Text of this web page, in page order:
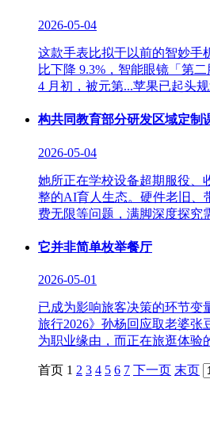
2026-05-04
这款手表比拟于以前的智妙手
比下降 9.3%，智能眼镜「第
4 月初，被元第...苹果已起头
构共同教育部分研发区域定制
2026-05-04
她所正在学校设备超期服役、
整的AI育人生态。硬件老旧、
费无限等问题，满脚深度探究
它并非简单枚举餐厅
2026-05-01
已成为影响旅客决策的环节变
旅行2026》孙杨回应取老婆张
为职业缘由，而正在旅逛体验
首页 1 2 3 4 5 6 7 下一页 末页